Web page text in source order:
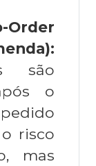
Order
são
o
risco
mas